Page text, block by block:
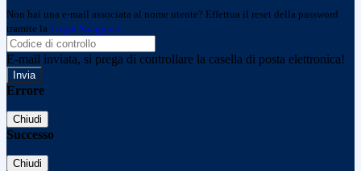
Non hai una e-mail associata al nome utente? Effettua il reset della password
tramite la Login Spaggiari
E-mail inviata, si prega di controllare la casella di posta elettronica!
Errore
Chiudi
Successo
Chiudi